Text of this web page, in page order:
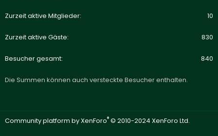
Zurzeit aktive Mitglieder 10
Zurzeit aktive Gäste 830
Besucher gesamt 840
Die Summen können auch versteckte Besucher enthalten.
Community platform by XenForo® © 2010-2024 XenForo Ltd.